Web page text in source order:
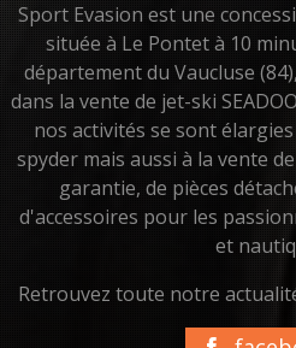
Sport Evasion est une
située à Le Pontet à 10
département du Vaucluse
dans la vente de jet-ski
nos activités se sont
spyder mais aussi à la vente
garantie, de pièces
d'accessoires pour les
et
Retrouvez toute notre